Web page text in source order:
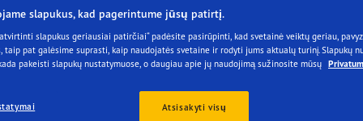
RACING
slapukus, kad pagerintume jūsų patirtį.
slapukus geriausiai patirčiai“ padėsite pasirūpinti, kad svetainė veiktų geriau,
taip pat galėsime suprasti, kaip naudojatės svetaine ir rodyti jums aktualų turinį. Slapukų
pakeisti slapukų nustatymuose, o daugiau apie jų naudojimą sužinosite mūsų
Atsisakyti visų